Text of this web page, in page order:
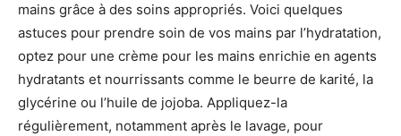
mains grâce à des soins appropriés. Voici quelques
astuces pour prendre soin de vos mains par l’hydratation,
optez pour une crème pour les mains enrichie en agents
hydratants et nourrissants comme le beurre de karité, la
glycérine ou l’huile de jojoba. Appliquez-la
régulièrement, notamment après le lavage, pour